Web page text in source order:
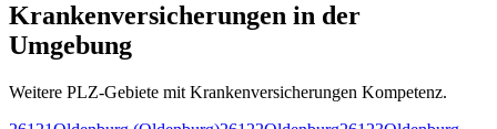
Krankenversicherungen in der
Umgebung
Weitere PLZ-Gebiete mit Krankenversicherungen Kompetenz.